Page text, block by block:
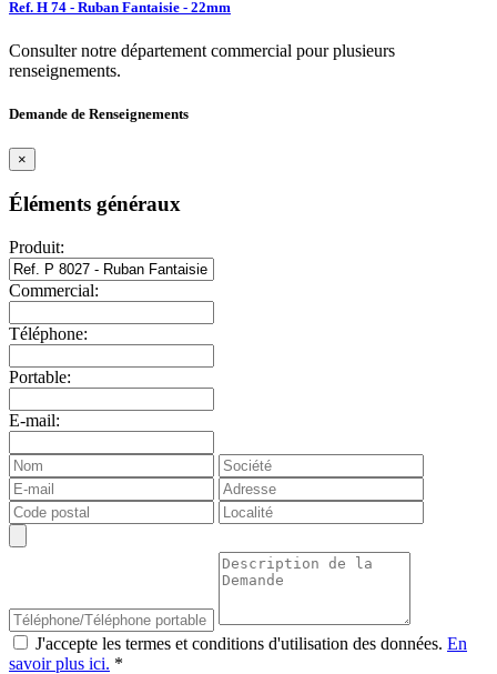
Ref. H 74 - Ruban Fantaisie - 22mm
Consulter notre département commercial pour plusieurs
renseignements.
Demande de Renseignements
×
Éléments généraux
Produit:
Commercial:
Téléphone:
Portable:
E-mail:
J'accepte les termes et conditions d'utilisation des données. En
savoir plus ici. *